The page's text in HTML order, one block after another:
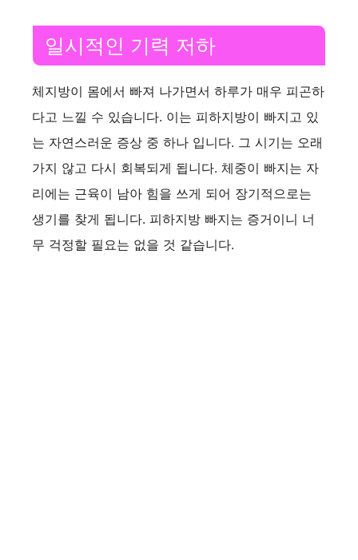
일시적인 기력 저하
체지방이 몸에서 빠져 나가면서 하루가 매우 피곤하
다고 느낄 수 있습니다. 이는 피하지방이 빠지고 있
는 자연스러운 증상 중 하나 입니다. 그 시기는 오래
가지 않고 다시 회복되게 됩니다. 체중이 빠지는 자
리에는 근육이 남아 힘을 쓰게 되어 장기적으로는
생기를 찾게 됩니다. 피하지방 빠지는 증거이니 너
무 걱정할 필요는 없을 것 같습니다.